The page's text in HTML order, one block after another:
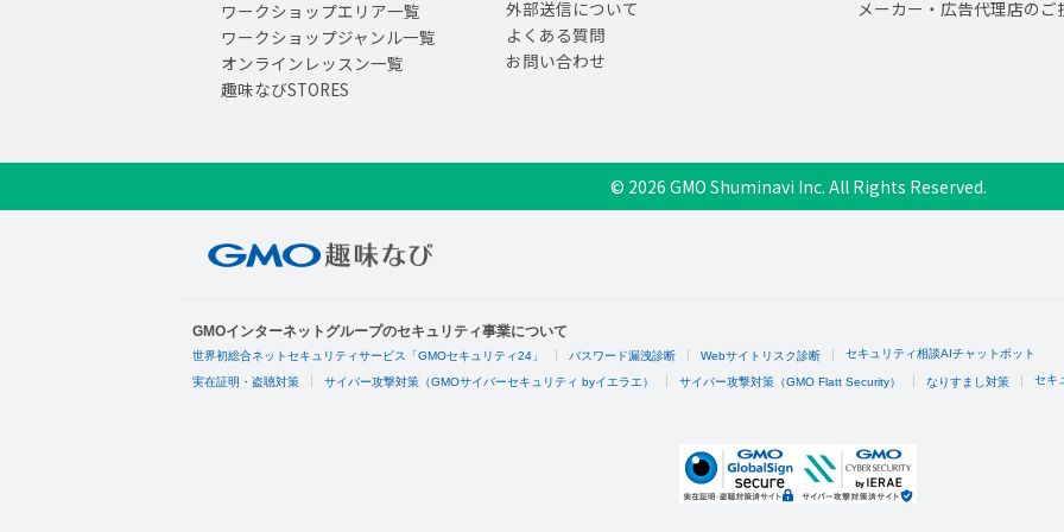
ワークショップエリア一覧
ワークショップジャンル一覧
オンラインレッスン一覧
趣味なびSTORES
外部送信について
よくある質問
お問い合わせ
メーカー・広告代理店のご
© 2026 GMO Shuminavi Inc. All Rights Reserved.